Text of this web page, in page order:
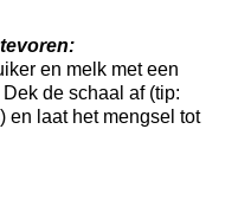
en melk met een
de schaal af (tip:
en laat het mengsel tot